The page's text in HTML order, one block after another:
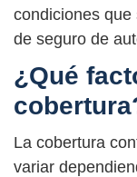
condiciones que
de seguro de
¿Qué
La cobertura
variar